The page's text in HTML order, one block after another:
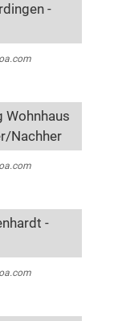
-
Wohnhaus
Nachher
-